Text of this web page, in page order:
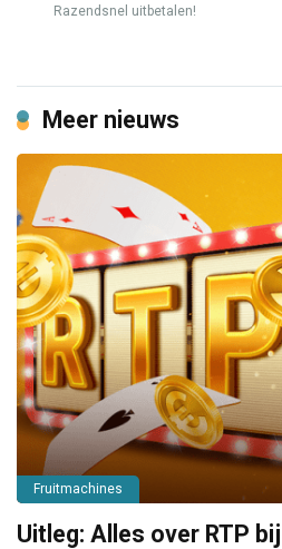
Razendsnel uitbetalen!
Meer nieuws
Fruitmachines
Uitleg: Alles over RTP